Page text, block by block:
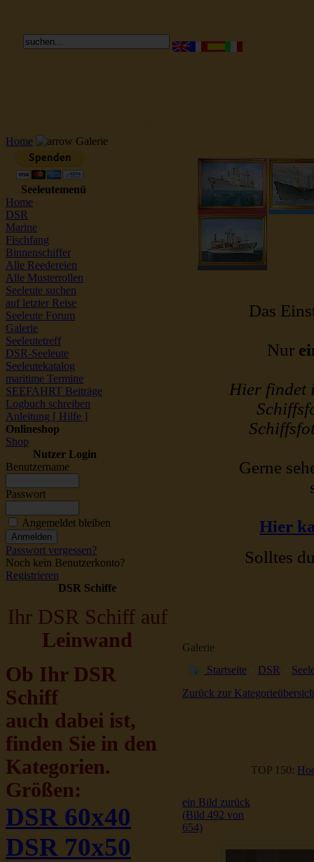
Home Galerie
Seeleutemenü
Home
DSR
Marine
Fischfang
Binnenschiffer
Alle Reedereien
Alle Musterrollen
Seeleute suchen
auf letzter Reise
Seeleute Forum
Galerie
Seeleutetreff
DSR-Seeleute
Seeleutekatalog
maritime Termine
SEEFAHRT Beiträge
Logbuch schreiben
Anleitung [ Hilfe ]
Onlineshop
Shop
Nutzer Login
Benutzername
Passwort
Angemeldet bleiben
Passwort vergessen?
Noch kein Benutzerkonto?
Registrieren
DSR Schiffe
Ihr DSR Schiff auf
Leinwand
Ob Ihr DSR
Schiff
auch dabei ist,
finden Sie in den
Kategorien.
Größen:
DSR 60x40
DSR 70x50
Das
Nur
Hier findet
Gerne
Hier
Solltes
Galerie
Startseite » DSR »
Zurück zur
TOP 150:
ein Bild zurück
(Bild 492 von
654)